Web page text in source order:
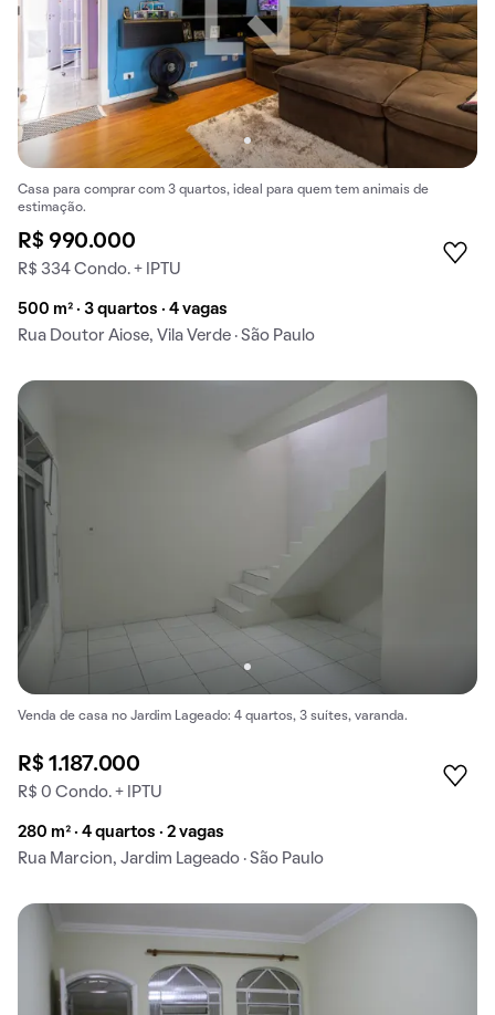
Casa para comprar com 3 quartos, ideal para quem tem animais de
estimação.
R$ 990.000
R$ 334 Condo. + IPTU
500 m² · 3 quartos · 4 vagas
Rua Doutor Aiose, Vila Verde · São Paulo
Venda de casa no Jardim Lageado: 4 quartos, 3 suítes, varanda.
R$ 1.187.000
R$ 0 Condo. + IPTU
280 m² · 4 quartos · 2 vagas
Rua Marcion, Jardim Lageado · São Paulo